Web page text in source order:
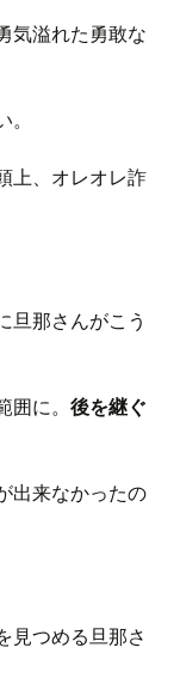
気溢れた勇敢な
上、オレオレ詐
旦那さんがこう
に。 後を継ぐ
出来なかったの
見つめる旦那さ